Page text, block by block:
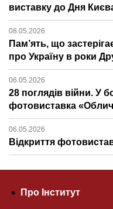
виставку до Дня
08.05.2026
Пам’ять, що
про Україну в роки
06.05.2026
28 поглядів війни. У
фотовиставка
06.05.2026
Відкриття
Про Інститут